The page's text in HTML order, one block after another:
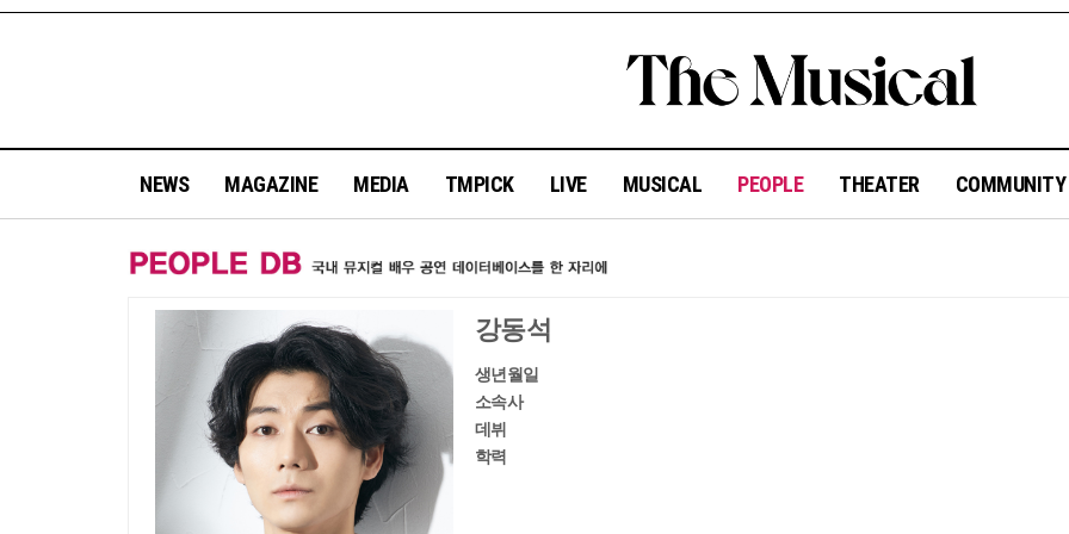
NEWS MAGAZINE MEDIA TMPICK LIVE MUSICAL PEOPLE THEATER COMMUNITY
강동석
생년월일
소속사
데뷔
학력